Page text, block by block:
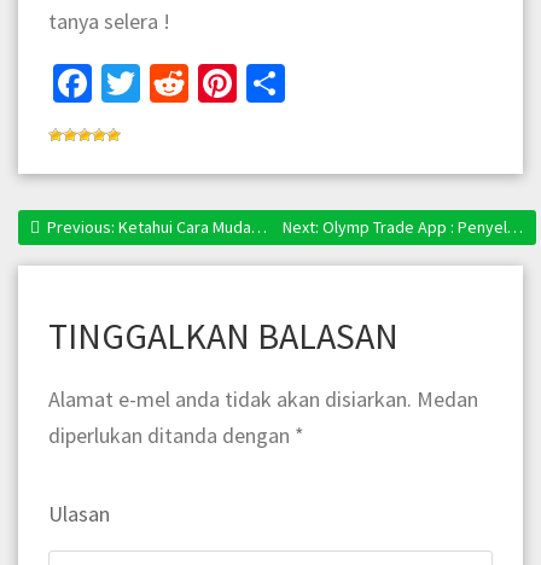
tanya selera !
Facebook
Twitter
RedditPinterest
Navigasi
Previous: Previous post:
Ketahui Cara Mudah Mendapatkan Olymp Trade Signal Next: Next post:
Olymp Trade App : Penyelesaian Terbaik Untuk Trader Kecil
TINGGALKAN BALASAN
Alamat e-mel anda tidak akan disiarkan. Medan
diperlukan ditanda dengan *
Ulasan